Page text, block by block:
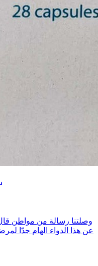
وصلتنا رسالة من مواطن
عن هذا الدواء الهام جدّا